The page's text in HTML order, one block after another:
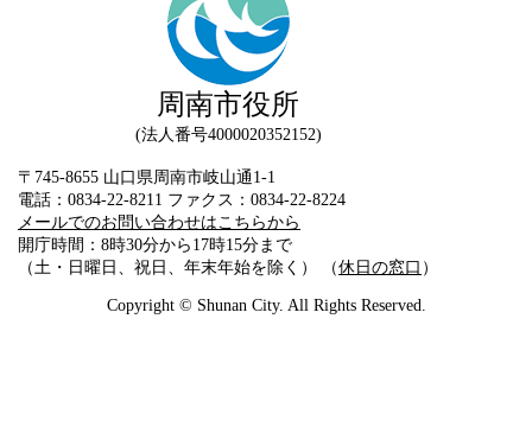
周南市役所
法人番号4000020352152
〒745-8655 山口県周南市岐山通1-1
電話：0834-22-8211 ファクス：0834-22-8224
メールでのお問い合わせはこちらから
開庁時間：8時30分から17時15分まで
（土・日曜日、祝日、年末年始を除く） （休日の窓口 ）
Copyright © Shunan City. All Rights Reserved.